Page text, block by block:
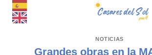
NOTICIAS
Grandes obras en la